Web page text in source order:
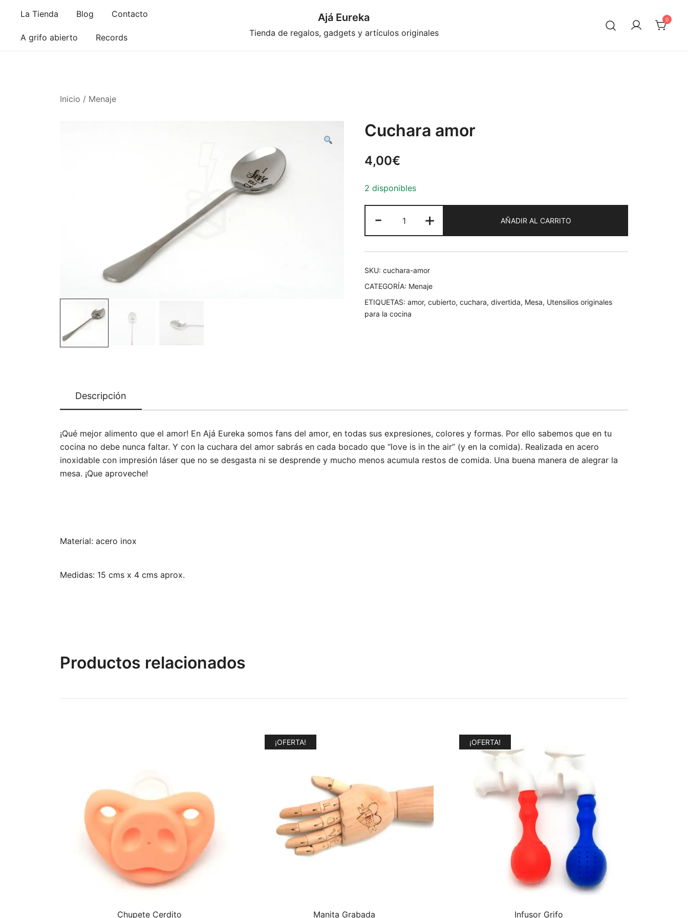
contenido
La Tienda Blog Contacto
A grifo abierto Records
Ajá Eureka
Tienda de regalos, gadgets y artículos originales
0
Inicio / Menaje
Cuchara amor
4,00€
2 disponibles
-
amor
cantidad
+ AÑADIR AL CARRITO
SKU: cuchara-amor
CATEGORÍA: Menaje
ETIQUETAS: amor, cubierto, cuchara, divertida, Mesa, Utensilios originales
para la cocina
Descripción
¡Qué mejor alimento que el amor! En Ajá Eureka somos fans del amor, en todas sus expresiones, colores y formas. Por ello sabemos que en tu
cocina no debe nunca faltar. Y con la cuchara del amor sabrás en cada bocado que “love is in the air” (y en la comida). Realizada en acero
inoxidable con impresión láser que no se desgasta ni se desprende y mucho menos acumula restos de comida. Una buena manera de alegrar la
mesa. ¡Que aproveche!
Material: acero inox
Medidas: 15 cms x 4 cms aprox.
Productos relacionados
Chupete Cerdito
¡OFERTA!
Manita Grabada
¡OFERTA!
Infusor Grifo